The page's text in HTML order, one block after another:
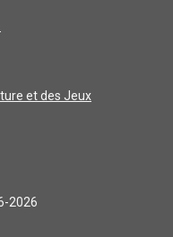
et des Jeux
2026